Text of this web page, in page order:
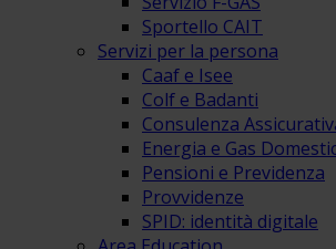
Sportello CAIT
Servizi per la persona
Caaf e Isee
Colf e Badanti
Consulenza
Energia e Gas
Pensioni e Previdenza
Provvidenze
SPID: identità digitale